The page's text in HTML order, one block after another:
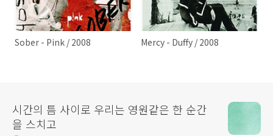
Sober - Pink / 2008 Mercy - Duffy / 2008
시간의 틈 사이로 우리는 영원같은 한 순간
을 스치고